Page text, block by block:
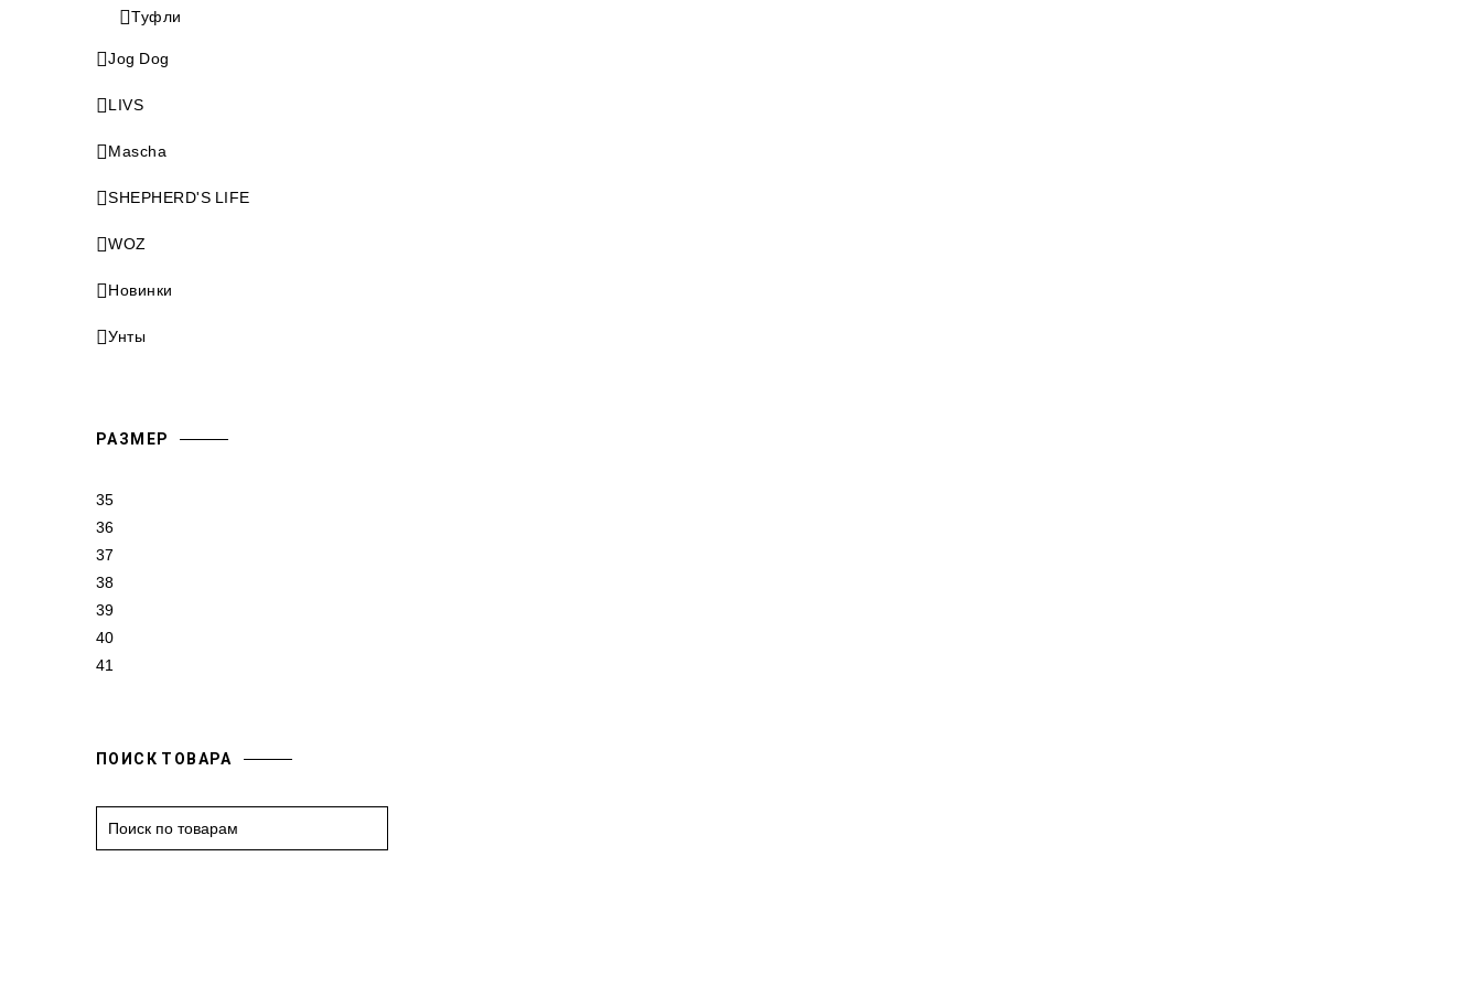
Туфли
Jog Dog
LIVS
Mascha
SHEPHERD'S LIFE
WOZ
Новинки
Унты
РАЗМЕР
35
36
37
38
39
40
41
ПОИСК ТОВАРА
e